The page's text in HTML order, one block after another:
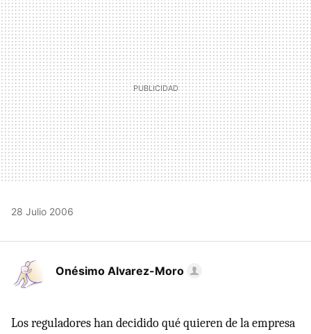
MAIL
28 Julio 2006
Onésimo Alvarez-Moro
Los reguladores han decidido qué quieren de la empresa